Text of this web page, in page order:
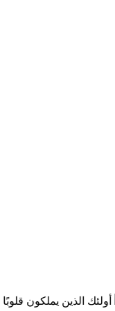
الذين يملكون قلوبًا